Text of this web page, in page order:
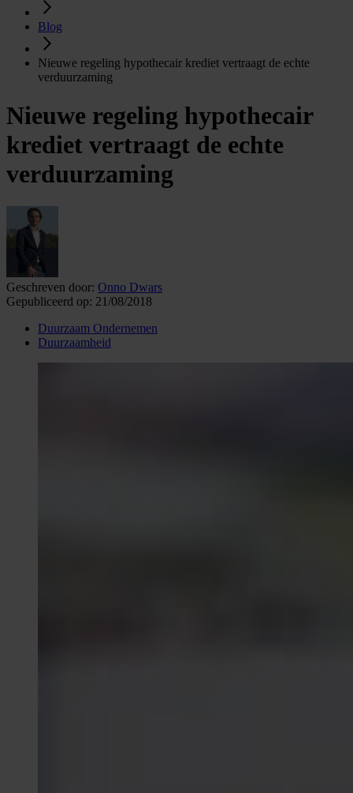
Blog
Nieuwe regeling hypothecair krediet vertraagt de echte
verduurzaming
Nieuwe regeling hypothecair
krediet vertraagt de echte
verduurzaming
Geschreven door: Onno Dwars
Gepubliceerd op: 21/08/2018
Duurzaam Ondernemen
Duurzaamheid